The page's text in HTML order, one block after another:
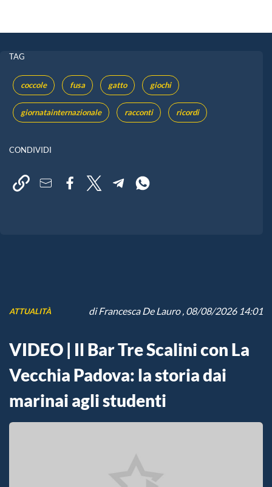
TAG
coccole fusa gatto giochi
giornatainternazionale racconti ricordi
CONDIVIDI
ATTUALITÀ diFrancesca De Lauro, 08/08/2026 14:01
VIDEO | Il Bar Tre Scalini con La
Vecchia Padova: la storia dai
marinai agli studenti